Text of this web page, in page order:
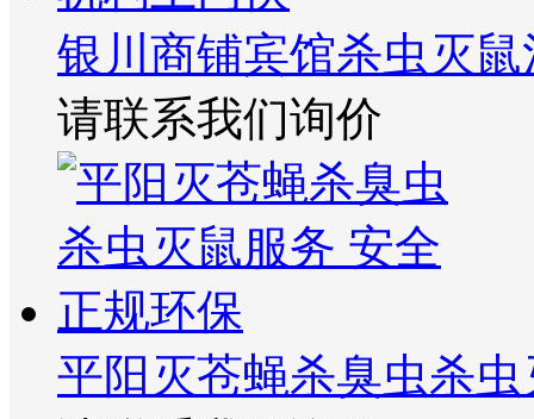
银川商铺宾馆杀虫灭
请联系我们询价
平阳灭苍蝇杀臭虫杀